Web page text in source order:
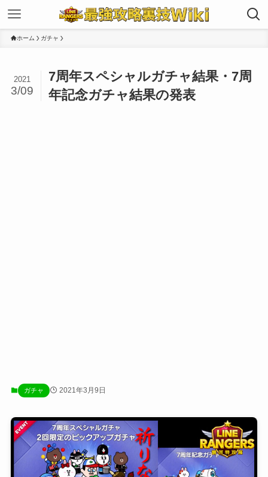
ホーム ガチャ
7周年スペシャルガチャ結果・7周
年記念ガチャ結果の発表
2021
3/09
ガチャ 2021年3月9日